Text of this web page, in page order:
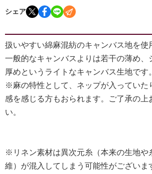
シェア
扱いやすい綿麻混紡のキャンバス地を使
一般的なキャンバスよりは若干の薄め、
厚めというライトなキャンバス生地です。
※麻の特性として、ネップが入っていた
感を感じる方もおられます。ご了承の上
い。
※リネン素材は異次元糸（本来の生地や
維）が混入してしまう可能性がございま